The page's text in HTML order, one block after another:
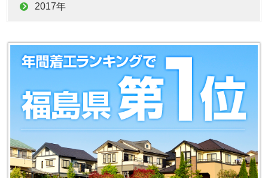
2017年